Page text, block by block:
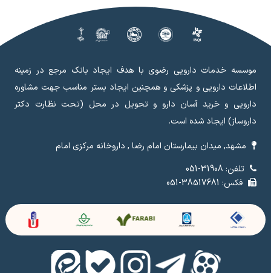
موسسه خدمات دارویی رضوی با هدف ایجاد بانک مرجع در زمینه
اطلاعات دارویی و پزشکی و همچنین ایجاد بستر مناسب جهت مشاوره
دارویی و خرید آسان دارو و تحویل در محل (تحت نظارت دکتر
داروساز) ایجاد شده است.
مشهد, میدان بیمارستان امام رضا , داروخانه مرکزی امام
تلفن: 31908-051
فکس: 38517681-051